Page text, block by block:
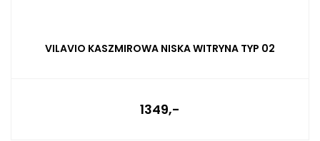
VILAVIO KASZMIROWA NISKA WITRYNA TYP 02
1349,-